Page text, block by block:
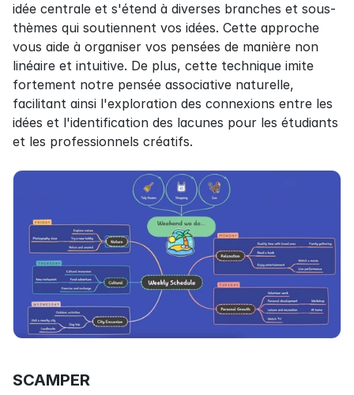
idée centrale et s'étend à diverses branches et sous-
thèmes qui soutiennent vos idées. Cette approche
vous aide à organiser vos pensées de manière non
linéaire et intuitive. De plus, cette technique imite
fortement notre pensée associative naturelle,
facilitant ainsi l'exploration des connexions entre les
idées et l'identification des lacunes pour les étudiants
et les professionnels créatifs.
SCAMPER